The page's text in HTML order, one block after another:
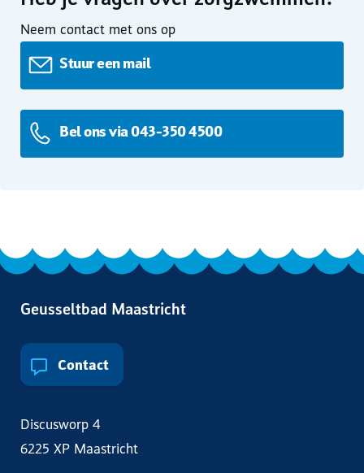
Neem contact met ons op
Stuur een mail
Bel ons via 043-350 4500
Geusseltbad Maastricht
Contact
Discusworp 4
6225 XP Maastricht